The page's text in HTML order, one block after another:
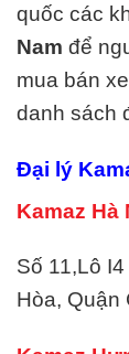
quốc các
Nam để
mua bán
danh sách
Đại lý
Kamaz Hà
Số 11,Lô
Hòa, Quận